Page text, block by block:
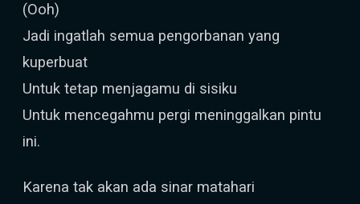
(Ooh)
Jadi ingatlah semua pengorbanan yang
kuperbuat
Untuk tetap menjagamu di sisiku
Untuk mencegahmu pergi meninggalkan pintu
ini.
Karena tak akan ada sinar matahari